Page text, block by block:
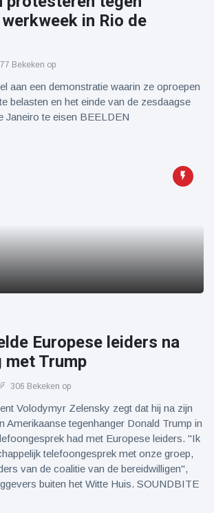
in Rio de
Bekeken op
aan een demonstratie waarin ze oproepen
belasten en het einde van de zesdaagse
Janeiro te eisen BEELDEN
Europese leiders na
Trump
306 Bekeken op
Volodymyr Zelensky zegt dat hij na zijn
Amerikaanse tegenhanger Donald Trump in
had met Europese leiders. "Ik
telefoongesprek met onze groep,
van de coalitie van de bereidwilligen",
buiten het Witte Huis. SOUNDBITE